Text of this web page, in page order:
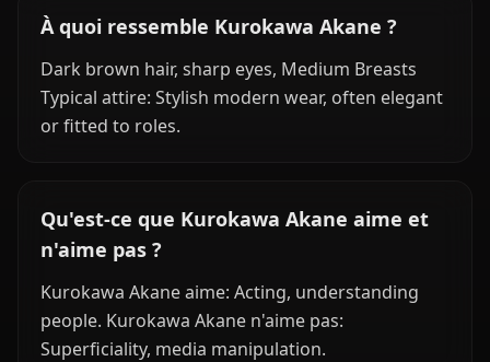
À quoi ressemble Kurokawa Akane ?
Dark brown hair, sharp eyes, Medium Breasts
Typical attire: Stylish modern wear, often elegant
or fitted to roles.
Qu'est-ce que Kurokawa Akane aime et
n'aime pas ?
Kurokawa Akane aime: Acting, understanding
people. Kurokawa Akane n'aime pas:
Superficiality, media manipulation.